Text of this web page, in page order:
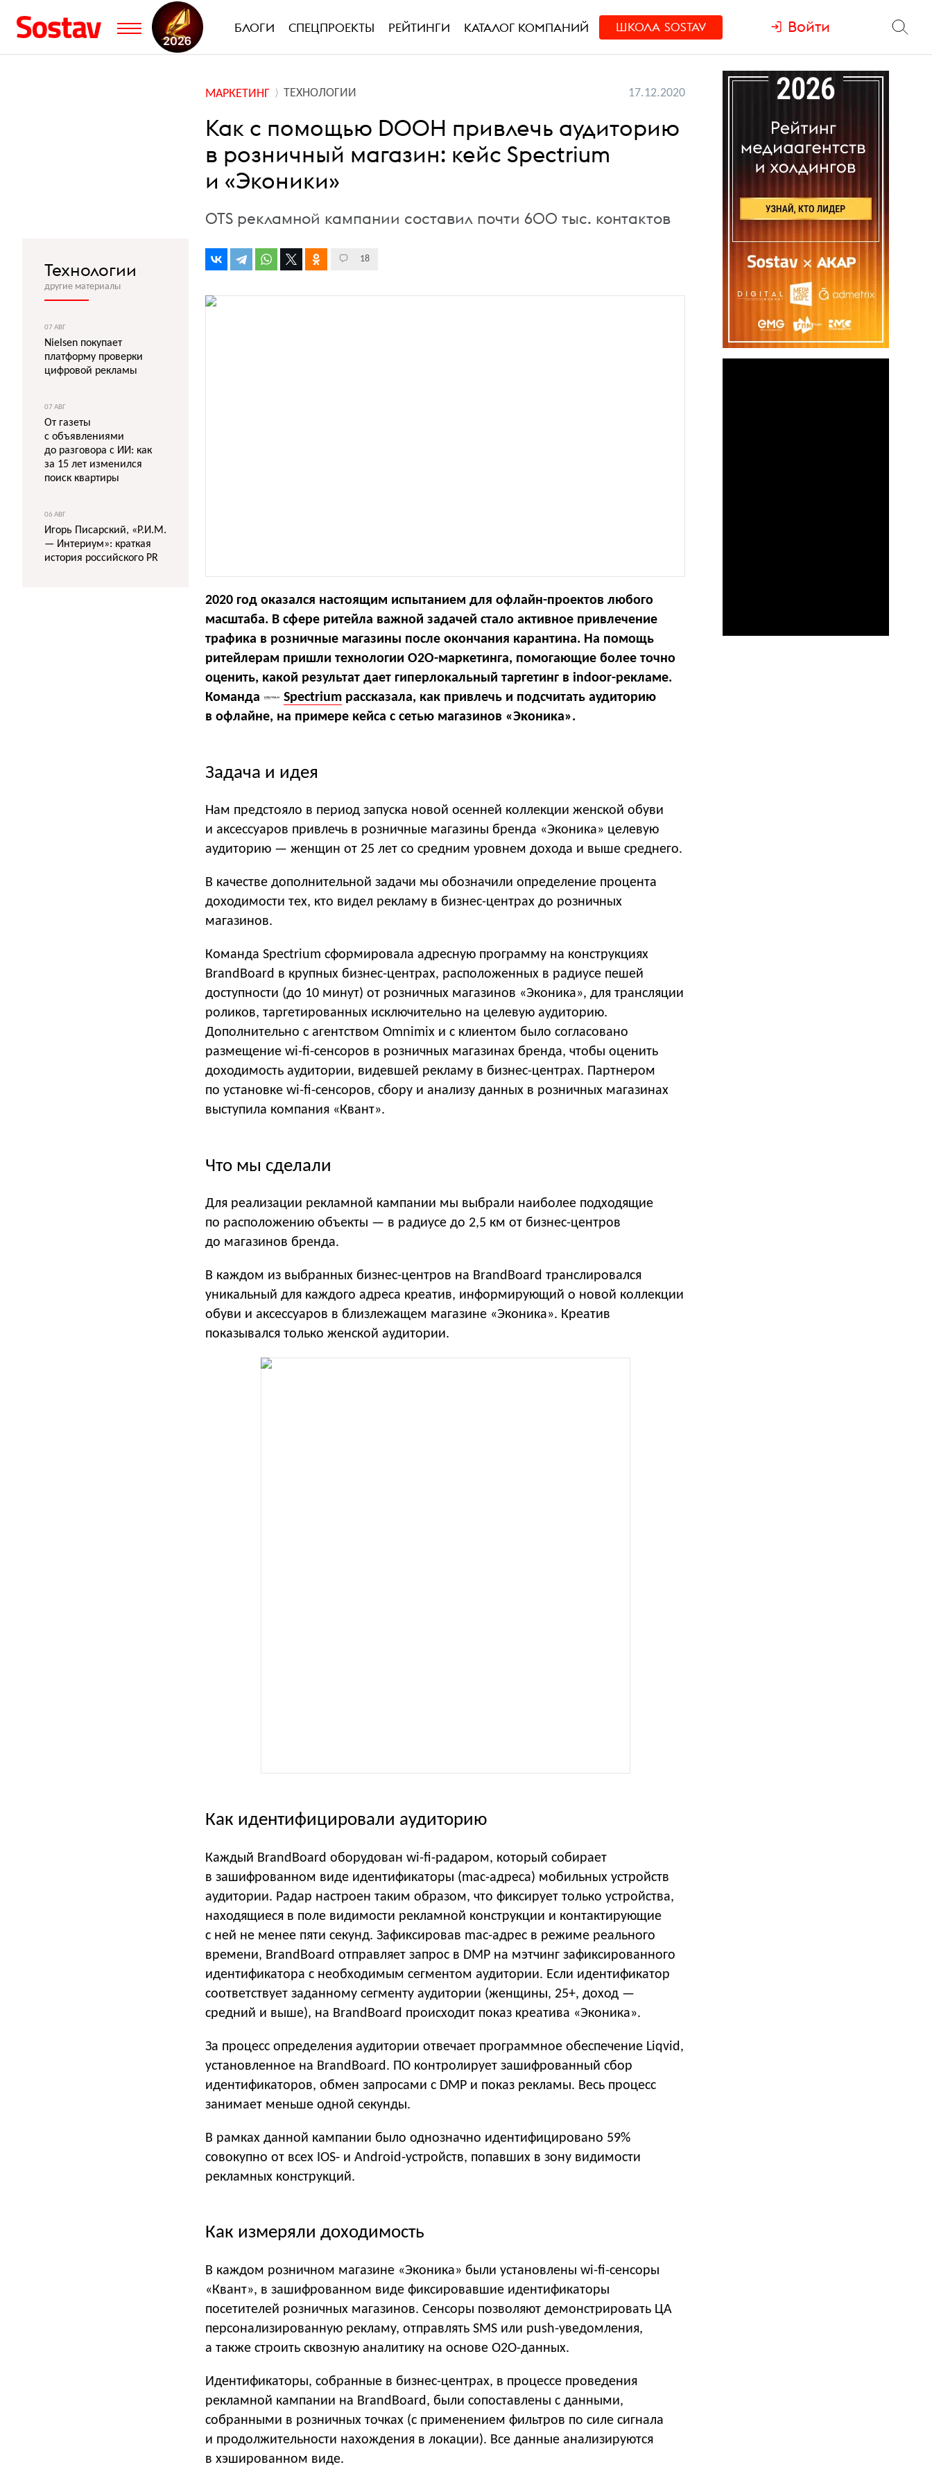
БЛОГИ СПЕЦПРОЕКТЫ РЕЙТИНГИ КАТАЛОГ КОМПАНИЙ ШКОЛА SOSTAV Войти
МАРКЕТИНГ ТЕХНОЛОГИИ 17.12.2020
Как с помощью DOOH привлечь аудиторию
в розничный магазин: кейс Spectrium
и «Эконики»
OTS рекламной кампании составил почти 600 тыс. контактов
18
2020 год оказался настоящим испытанием для офлайн-проектов любого
масштаба. В сфере ритейла важной задачей стало активное привлечение
трафика в розничные магазины после окончания карантина. На помощь
ритейлерам пришли технологии O2O-маркетинга, помогающие более точно
оценить, какой результат дает гиперлокальный таргетинг в indoor-рекламе.
Команда
Spectrium рассказала, как привлечь и подсчитать аудиторию
в офлайне, на примере кейса с сетью магазинов «Эконика».
Задача и идея
Нам предстояло в период запуска новой осенней коллекции женской обуви
и аксессуаров привлечь в розничные магазины бренда «Эконика» целевую
аудиторию — женщин от 25 лет со средним уровнем дохода и выше среднего.
В качестве дополнительной задачи мы обозначили определение процента
доходимости тех, кто видел рекламу в бизнес-центрах до розничных
магазинов.
Команда Spectrium сформировала адресную программу на конструкциях
BrandBoard в крупных бизнес-центрах, расположенных в радиусе пешей
доступности (до 10 минут) от розничных магазинов «Эконика», для трансляции
роликов, таргетированных исключительно на целевую аудиторию.
Дополнительно с агентством Omnimix и с клиентом было согласовано
размещение wi-fi-сенсоров в розничных магазинах бренда, чтобы оценить
доходимость аудитории, видевшей рекламу в бизнес-центрах. Партнером
по установке wi-fi-сенсоров, сбору и анализу данных в розничных магазинах
выступила компания «Квант».
Что мы сделали
Для реализации рекламной кампании мы выбрали наиболее подходящие
по расположению объекты — в радиусе до 2,5 км от бизнес-центров
до магазинов бренда.
В каждом из выбранных бизнес-центров на BrandBoard транслировался
уникальный для каждого адреса креатив, информирующий о новой коллекции
обуви и аксессуаров в близлежащем магазине «Эконика». Креатив
показывался только женской аудитории.
Как идентифицировали аудиторию
Каждый BrandBoard оборудован wi-fi-радаром, который собирает
в зашифрованном виде идентификаторы (mac-адреса) мобильных устройств
аудитории. Радар настроен таким образом, что фиксирует только устройства,
находящиеся в поле видимости рекламной конструкции и контактирующие
с ней не менее пяти секунд. Зафиксировав mac-адрес в режиме реального
времени, BrandBoard отправляет запрос в DMP на мэтчинг зафиксированного
идентификатора с необходимым сегментом аудитории. Если идентификатор
соответствует заданному сегменту аудитории (женщины, 25+, доход —
средний и выше), на BrandBoard происходит показ креатива «Эконика».
За процесс определения аудитории отвечает программное обеспечение Liqvid,
установленное на BrandBoard. ПО контролирует зашифрованный сбор
идентификаторов, обмен запросами с DMP и показ рекламы. Весь процесс
занимает меньше одной секунды.
В рамках данной кампании было однозначно идентифицировано 59%
совокупно от всех IOS- и Android-устройств, попавших в зону видимости
рекламных конструкций.
Как измеряли доходимость
В каждом розничном магазине «Эконика» были установлены wi-fi-сенсоры
«Квант», в зашифрованном виде фиксировавшие идентификаторы
посетителей розничных магазинов. Сенсоры позволяют демонстрировать ЦА
персонализированную рекламу, отправлять SMS или push-уведомления,
а также строить сквозную аналитику на основе O2O-данных.
Идентификаторы, собранные в бизнес-центрах, в процессе проведения
рекламной кампании на BrandBoard, были сопоставлены с данными,
собранными в розничных точках (с применением фильтров по силе сигнала
и продолжительности нахождения в локации). Все данные анализируются
в хэшированном виде.
Технологии
другие материалы
07 АВГ
Nielsen покупает
платформу проверки
цифровой рекламы
07 АВГ
От газеты
с объявлениями
до разговора с ИИ: как
за 15 лет изменился
поиск квартиры
06 АВГ
Игорь Писарский, «Р.И.М.
— Интериум»: краткая
история российского PR